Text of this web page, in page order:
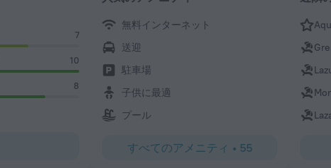
7
10
8
無料インターネット
送迎
駐車場
子供に最適
プール
すべてのアメニティ • 55